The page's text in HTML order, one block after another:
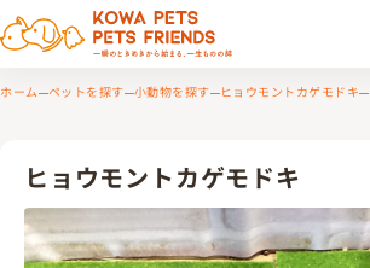
ホーム ペットを探す 小動物を探す ヒョウモントカゲモドキ
ヒョウモントカゲモドキ